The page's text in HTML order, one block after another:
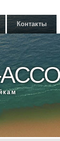
Контакты